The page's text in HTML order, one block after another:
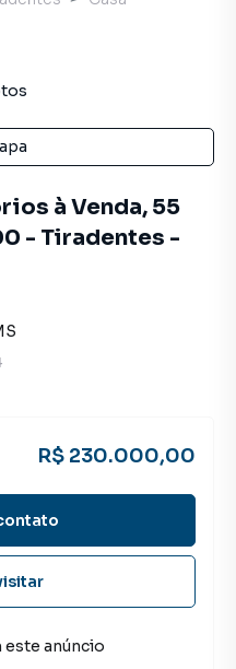
à Venda, 55
- Tiradentes -
R$ 230.000,00
este anúncio